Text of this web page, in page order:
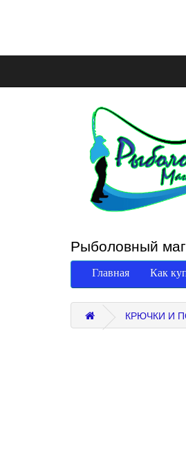
Рыболовный
Главная Как
КРЮЧКИ И